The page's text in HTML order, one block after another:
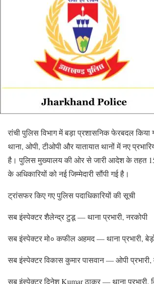
रांची पुलिस विभाग में बड़ा प्रशासनिक फेरबदल
थाना, ओपी, टीओपी और यातायात थानों में नए
है। पुलिस मुख्यालय की ओर से जारी आदेश के तहत
के अधिकारियों को नई जिम्मेदारी सौंपी गई है।
ट्रांसफर किए गए पुलिस पदाधिकारियों की सूची
सब इंस्पेक्टर शैलेन्द्र टुडू — थाना प्रभारी, नरकोपी
सब इंस्पेक्टर मो० कफील अहमद — थाना प्रभारी,
सब इंस्पेक्टर विकास कुमार पासवान — ओपी प्रभारी,
सब इंस्पेक्टर दिनेश Kumar ठाकुर — थाना प्रभारी,